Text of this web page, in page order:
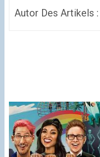
Autor Des Artikels :